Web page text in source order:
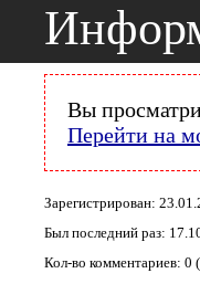
Вы
Перейти на
Зарегистрирован:
Был последний раз:
Кол-во комментариев: 0 (